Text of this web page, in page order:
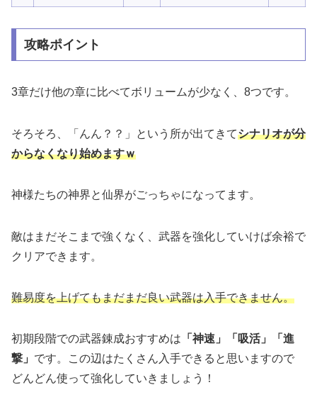
攻略ポイント
3章だけ他の章に比べてボリュームが少なく、8つです。
そろそろ、「んん？？」という所が出てきてシナリオが分
からなくなり始めますｗ
神様たちの神界と仙界がごっちゃになってます。
敵はまだそこまで強くなく、武器を強化していけば余裕で
クリアできます。
難易度を上げてもまだまだ良い武器は入手できません。
初期段階での武器錬成おすすめは 「神速」「吸活」「進
撃」 です。この辺はたくさん入手できると思いますので
どんどん使って強化していきましょう！